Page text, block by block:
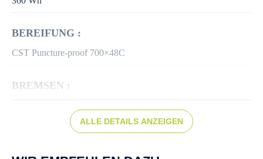
BEREIFUNG :
CST Puncture-proof 700×48C
BREMSEN :
ALLE DETAILS ANZEIGEN